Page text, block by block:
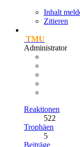
Inhalt
Zitieren
TMU
Administrator
Reaktionen
522
Trophäen
5
Beiträge